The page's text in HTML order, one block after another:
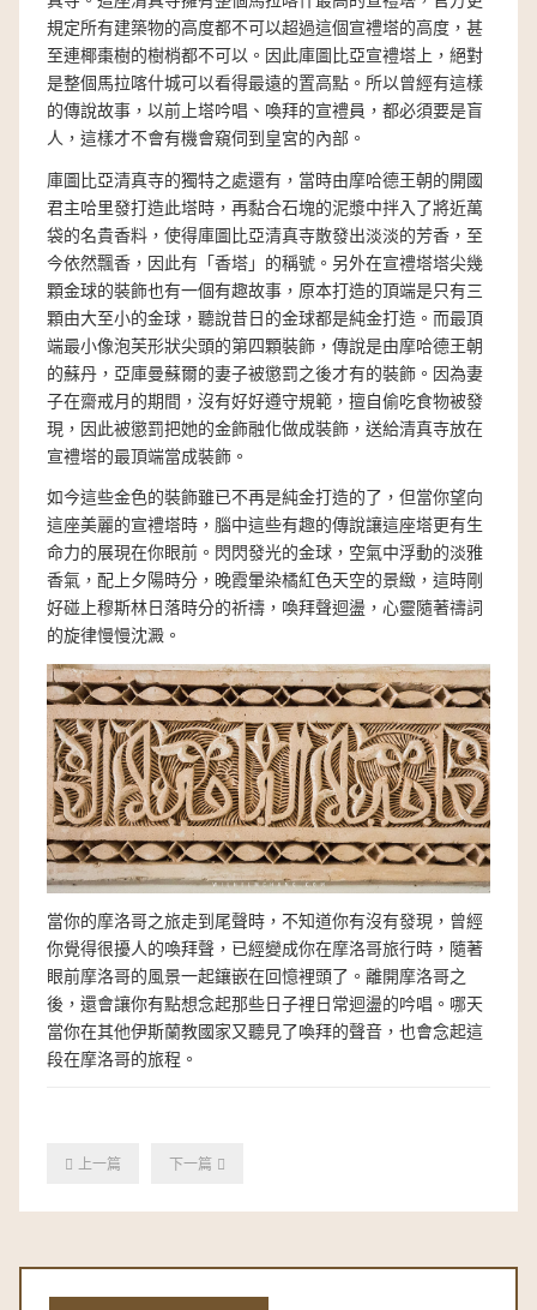
規定所有建築物的高度都不可以超過這個宣禮塔的高度，甚
至連椰棗樹的樹梢都不可以。因此庫圖比亞宣禮塔上，絕對
是整個馬拉喀什城可以看得最遠的置高點。所以曾經有這樣
的傳說故事，以前上塔吟唱、喚拜的宣禮員，都必須要是盲
人，這樣才不會有機會窺伺到皇宮的內部。
庫圖比亞清真寺的獨特之處還有，當時由摩哈德王朝的開國
君主哈里發打造此塔時，再黏合石塊的泥漿中拌入了將近萬
袋的名貴香料，使得庫圖比亞清真寺散發出淡淡的芳香，至
今依然飄香，因此有「香塔」的稱號。另外在宣禮塔塔尖幾
顆金球的裝飾也有一個有趣故事，原本打造的頂端是只有三
顆由大至小的金球，聽說昔日的金球都是純金打造。而最頂
端最小像泡芙形狀尖頭的第四顆裝飾，傳說是由摩哈德王朝
的蘇丹，亞庫曼蘇爾的妻子被懲罰之後才有的裝飾。因為妻
子在齋戒月的期間，沒有好好遵守規範，擅自偷吃食物被發
現，因此被懲罰把她的金飾融化做成裝飾，送給清真寺放在
宣禮塔的最頂端當成裝飾。
如今這些金色的裝飾雖已不再是純金打造的了，但當你望向
這座美麗的宣禮塔時，腦中這些有趣的傳說讓這座塔更有生
命力的展現在你眼前。閃閃發光的金球，空氣中浮動的淡雅
香氣，配上夕陽時分，晚霞暈染橘紅色天空的景緻，這時剛
好碰上穆斯林日落時分的祈禱，喚拜聲迴盪，心靈隨著禱詞
的旋律慢慢沈澱。
當你的摩洛哥之旅走到尾聲時，不知道你有沒有發現，曾經
你覺得很擾人的喚拜聲，已經變成你在摩洛哥旅行時，隨著
眼前摩洛哥的風景一起鑲嵌在回憶裡頭了。離開摩洛哥之
後，還會讓你有點想念起那些日子裡日常迴盪的吟唱。哪天
當你在其他伊斯蘭教國家又聽見了喚拜的聲音，也會念起這
段在摩洛哥的旅程。
上一篇 下一篇